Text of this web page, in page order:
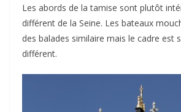
Les abords de la tamise sont plutôt
différent de la Seine. Les bateaux
des balades similaire mais le cadre est
différent.